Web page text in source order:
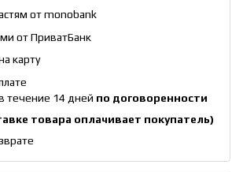
от monobank
от ПриватБанк
карту
течение 14 дней по договоренности
товара оплачивает покупатель)